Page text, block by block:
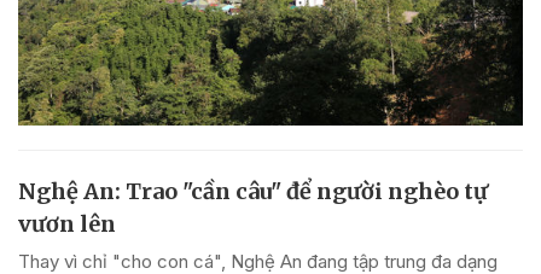
Nghệ An: Trao "cần câu" để người nghèo tự
vươn lên
Thay vì chỉ "cho con cá", Nghệ An đang tập trung đa dạng